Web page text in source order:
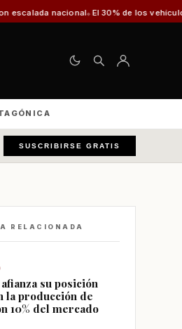
El 30% de los vehículos fiscalizados en
SUSCRIBIRSE GRATIS
RELACIONADA
su posición
la producción de
10% del mercado